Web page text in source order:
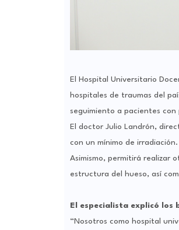
El Hospital Universitario
hospitales de traumas del
seguimiento a pacientes con
El doctor Julio Landrón,
con un mínimo de irradiación.
Asimismo, permitirá realizar
estructura del hueso, así
El especialista explicó los
“Nosotros como hospital